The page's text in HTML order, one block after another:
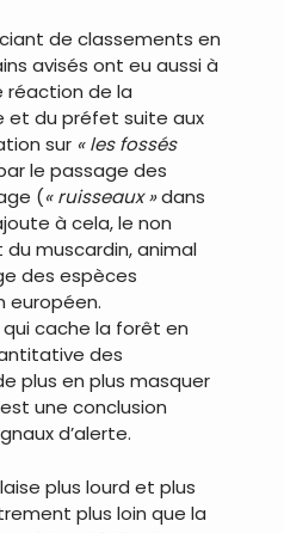
de classements en
avisés ont eu aussi à
réaction de la
et du préfet suite aux
sur « les fossés
le passage des
(« ruisseaux »dans
à cela, le non
muscardin, animal
des espèces
européen.
qui cache la forêt en
des
plus en plus masquer
une conclusion
d’alerte.
plus lourd et plus
plus loin que la